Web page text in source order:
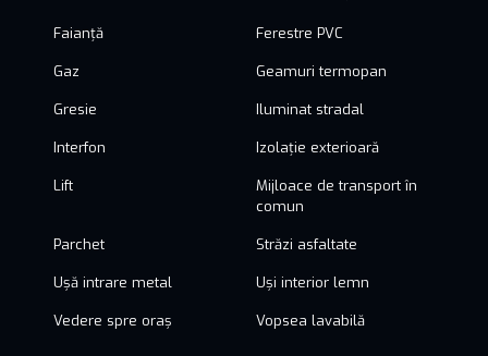
Faianță Ferestre PVC
Gaz Geamuri termopan
Gresie Iluminat stradal
Interfon Izolație exterioară
Lift
Mijloace de transport în
comun
Parchet Străzi asfaltate
Ușă intrare metal Uși interior lemn
Vedere spre oraș Vopsea lavabilă